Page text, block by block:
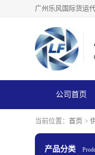
公司首页
当前位置： 首页 >
产品分类